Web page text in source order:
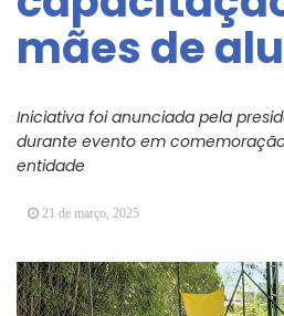
Arujá promove 2º encontro da
Conhecimento em Bem-Estar Animal
dos Ipês
TOP
mães de
Iniciativa foi anunciada pela
durante evento em
entidade
21 de março, 2025